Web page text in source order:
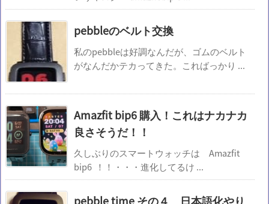
pebbleのベルト交換
私のpebbleは好調なんだが、ゴムのベルト
がなんだかテカってきた。こればっかり ...
Amazfit bip6 購入！これはナカナカ
良さそうだ！！
久しぶりのスマートウォッチは Amazfit
bip6 ！！・・・進化してるけ ...
pebble time その４ 日本語化やり